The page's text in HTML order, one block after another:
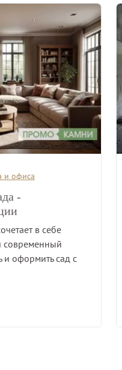
и офиса
-
в себе
современный
и оформить сад с